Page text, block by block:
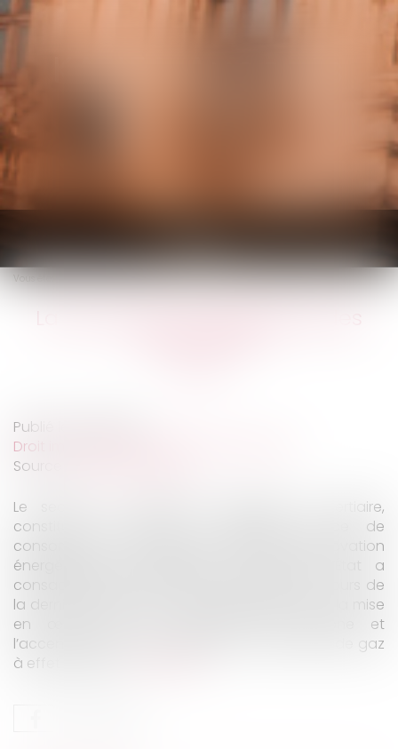
KALIFA Avocats
Ouvrir
le
menu
Vous êtes ici :Accueil La rénovation énergétique des bâtiments
La rénovation énergétique des
Publié le :
Droit immobilier
Source :
Le secteur du bâtiment, résidentiel et tertiaire,
constitue en France la première source de
consommation d’énergie. La politique de rénovation
énergétique des bâtiments, à laquelle l’État a
consacré plusieurs réformes législatives au cours de
la dernière décennie, est un outil majeur pour la mise
en œuvre de la stratégie bas carbone et
l’accentuation de la baisse de nos émissions de gaz
à effet de serre...